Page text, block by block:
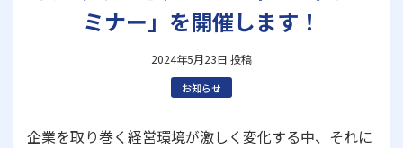
ミナー」を開催します！
2024年5月23日 投稿
お知らせ
企業を取り巻く経営環境が激しく変化する中、それに